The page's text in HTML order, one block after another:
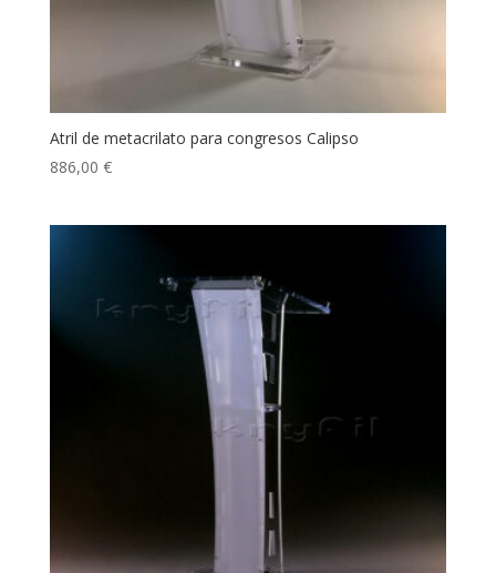
Atril de metacrilato para congresos Calipso
886,00 €